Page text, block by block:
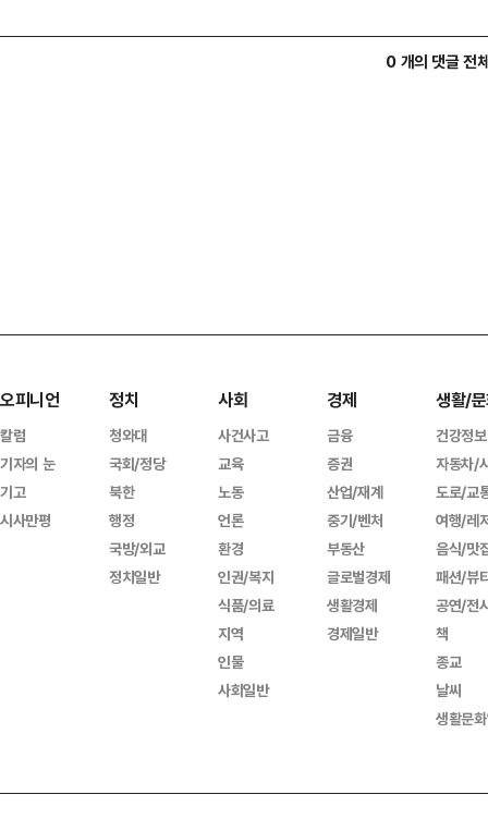
0 개의 댓글 전
오피니언
칼럼
기자의 눈
기고
시사만평
정치
청와대
국회/정당
북한
행정
국방/외교
정치일반
사회
사건사고
교육
노동
언론
환경
인권/복지
식품/의료
지역
인물
사회일반
경제
금융
증권
산업/재계
중기/벤처
부동산
글로벌경제
생활경제
경제일반
생활/
건강정보
자동차/
도로/교
여행/레
음식/맛
패션/뷰
공연/전
책
종교
날씨
생활문